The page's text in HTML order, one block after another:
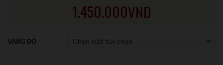
1.450.000VND
VANG ĐỎ